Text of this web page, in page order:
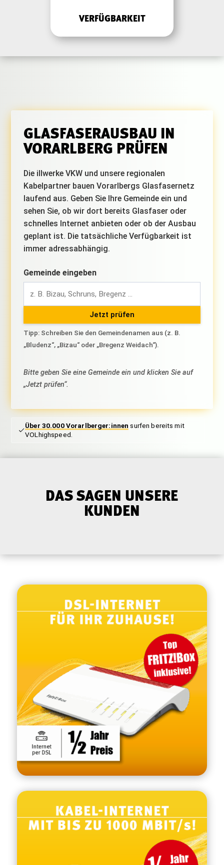
VERFÜGBARKEIT
GLASFASERAUSBAU IN
VORARLBERG PRÜFEN
Die illwerke VKW und unsere regionalen
Kabelpartner bauen Vorarlbergs Glasfasernetz
laufend aus. Geben Sie Ihre Gemeinde ein und
sehen Sie, ob wir dort bereits Glasfaser oder
schnelles Internet anbieten oder ob der Ausbau
geplant ist. Die tatsächliche Verfügbarkeit ist
immer adressabhängig.
Gemeinde eingeben
Jetzt prüfen
Tipp: Schreiben Sie den Gemeindenamen aus (z. B.
„Bludenz“, „Bizau“ oder „Bregenz Weidach“).
Bitte geben Sie eine Gemeinde ein und klicken Sie auf
„Jetzt prüfen“.
Über 30.000 Vorarlberger:innen surfen bereits mit
VOLhighspeed.
DAS SAGEN UNSERE
KUNDEN